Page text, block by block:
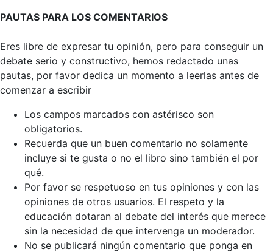
PAUTAS PARA LOS COMENTARIOS
Eres libre de expresar tu opinión, pero para conseguir un
debate serio y constructivo, hemos redactado unas
pautas, por favor dedica un momento a leerlas antes de
comenzar a escribir
Los campos marcados con astérisco son
obligatorios.
Recuerda que un buen comentario no solamente
incluye si te gusta o no el libro sino también el por
qué.
Por favor se respetuoso en tus opiniones y con las
opiniones de otros usuarios. El respeto y la
educación dotaran al debate del interés que merece
sin la necesidad de que intervenga un moderador.
No se publicará ningún comentario que ponga en